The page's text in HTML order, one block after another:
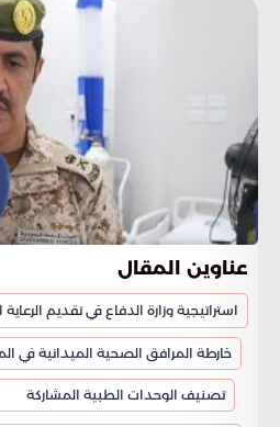
عناوين المقال
استراتيجية وزارة الدفاع في تقديم
خارطة المرافق الصحية الميدانية في
تصنيف الوحدات الطبية المشاركة